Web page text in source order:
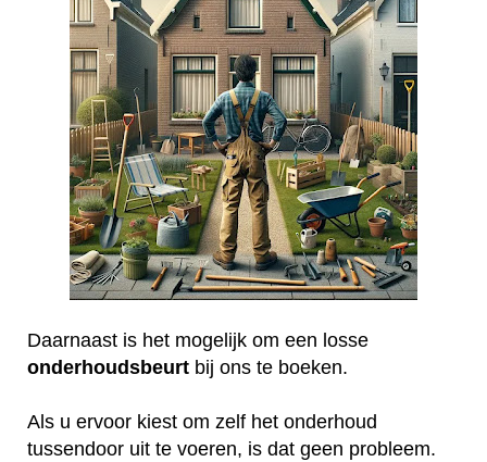
Daarnaast is het mogelijk om een losse
onderhoudsbeurt bij ons te boeken.
Als u ervoor kiest om zelf het onderhoud
tussendoor uit te voeren, is dat geen probleem.